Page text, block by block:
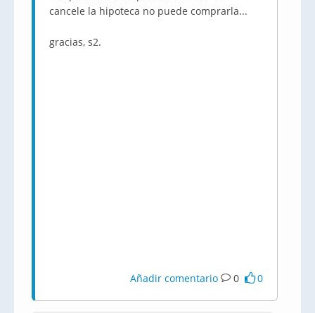
cancele la hipoteca no puede comprarla...
gracias, s2.
Añadir comentario 0 0